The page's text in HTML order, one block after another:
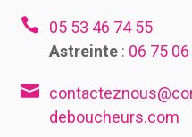

05 53 46 74 55
Astreinte: 06 75 06

deboucheurs.com